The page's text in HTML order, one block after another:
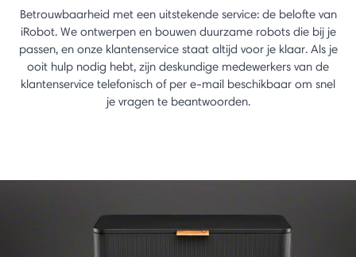
Betrouwbaarheid met een uitstekende service: de belofte van
iRobot. We ontwerpen en bouwen duurzame robots die bij je
passen, en onze klantenservice staat altijd voor je klaar. Als je
ooit hulp nodig hebt, zijn deskundige medewerkers van de
klantenservice telefonisch of per e-mail beschikbaar om snel
je vragen te beantwoorden.